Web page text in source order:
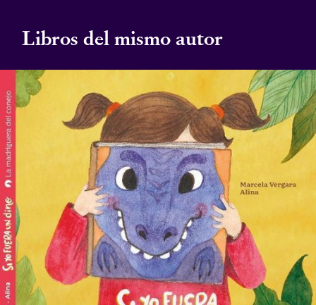
Libros del mismo autor